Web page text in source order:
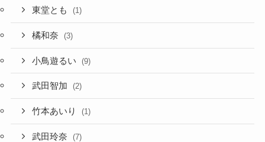
東堂とも (1)
橘和奈 (3)
小鳥遊るい (9)
武田智加 (2)
竹本あいり (1)
武田玲奈 (7)